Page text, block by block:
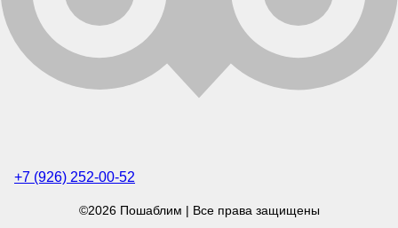
+7 (926) 252-00-52
©2026 Пошаблим | Все права защищены